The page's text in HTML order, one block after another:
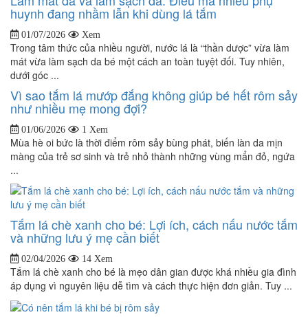
huynh đang nhầm lẫn khi dùng lá tắm
01/07/2026 Xem
Trong tâm thức của nhiều người, nước lá là “thần dược” vừa làm
mát vừa làm sạch da bé một cách an toàn tuyệt đối. Tuy nhiên,
dưới góc ...
Vì sao tắm lá mướp đắng không giúp bé hết rôm sảy
như nhiều mẹ mong đợi?
01/06/2026 1 Xem
Mùa hè oi bức là thời điểm rôm sảy bùng phát, biến làn da mịn
màng của trẻ sơ sinh và trẻ nhỏ thành những vùng mẩn đỏ, ngứa
...
Tắm lá chè xanh cho bé: Lợi ích, cách nấu nước tắm
và những lưu ý mẹ cần biết
02/04/2026 14 Xem
Tắm lá chè xanh cho bé là mẹo dân gian được khá nhiều gia đình
áp dụng vì nguyên liệu dễ tìm và cách thực hiện đơn giản. Tuy ...